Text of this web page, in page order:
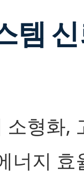
템
소형화,
너지 효